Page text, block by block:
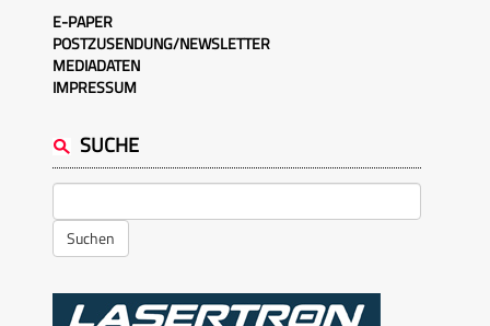
E-PAPER
POSTZUSENDUNG/NEWSLETTER
MEDIADATEN
IMPRESSUM
SUCHE
Suchen